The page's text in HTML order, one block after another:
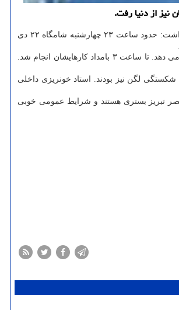
از دنیا رفت.
پیشکسوت با بیان این که اکبر ساعتچی به همراه مادرش چهارشنبه شب تصادف رانندگی داشته است، به خبرنگار مهر اظهار داشت: حدود ساعت ۲۳ چهارشنبه شامگاه ۲۲ دی
وی با اعلان اینکه متأسفانه مادر استاد اکبر ساعتچی در زمان تصادف رانندگی، فوت می کند، اظهار داشت: اورژانس استاد ساعتچی را به بیمارستان شهید رجایی قزوین انتقال می دهد. تا ساعت ۳ بامداد کارهایشان انجام شد.
و پای شان در رفته است. مشکوک به شکستگی لگن نیز بودند. استاد خونریزی داخلی
تبریز بستری هستند و شرایط عمومی خوبی